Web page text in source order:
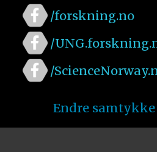
/forskning.no
/
/
Endre samtykke